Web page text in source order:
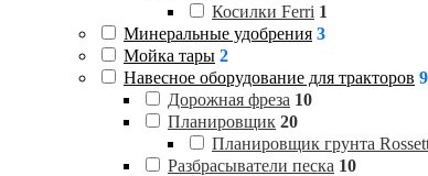
Косилки Ferri 1
Минеральные удобрения 3
Мойка тары 2
Навесное оборудование для тракторов
Дорожная фреза 10
Планировщик 20
Планировщик грунта
Разбрасыватели песка 10